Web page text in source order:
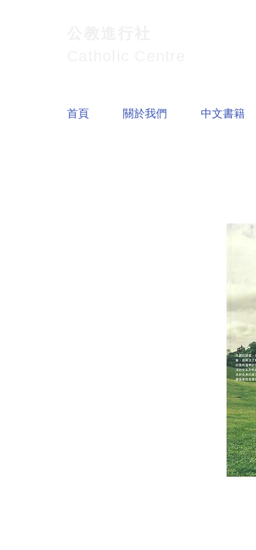
首頁 關於我們 中文書籍